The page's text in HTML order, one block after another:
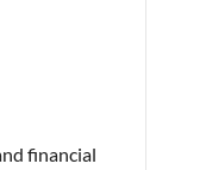
financial